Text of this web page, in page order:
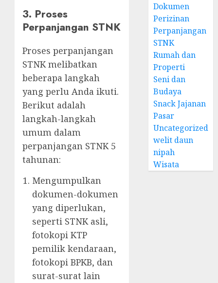
3. Proses
Perpanjangan STNK
Proses perpanjangan
STNK melibatkan
beberapa langkah
yang perlu Anda ikuti.
Berikut adalah
langkah-langkah
umum dalam
perpanjangan STNK 5
tahunan:
Mengumpulkan
dokumen-dokumen
yang diperlukan,
seperti STNK asli,
fotokopi KTP
pemilik kendaraan,
fotokopi BPKB, dan
surat-surat lain
Dokumen
Perizinan
Perpanjangan
STNK
Rumah dan
Properti
Seni dan
Budaya
Snack Jajanan
Pasar
Uncategorized
welit daun
nipah
Wisata